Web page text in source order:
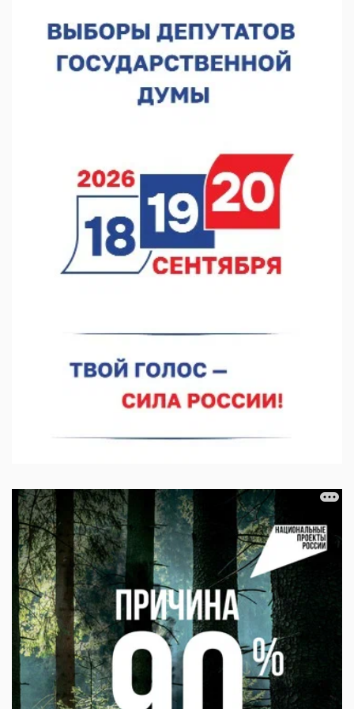
06.08.2026 15:26
Видели ночь, бежали всю ночь... На Нижневолжской
набережной прошел необычный забег
Нижегородские хирурги выполнили трансоральную
операцию на щитовидной железе
06.08.2026 15:03
Более 30 нижегородцев прошли обучение для соцконтракта
06.08.2026 14:46